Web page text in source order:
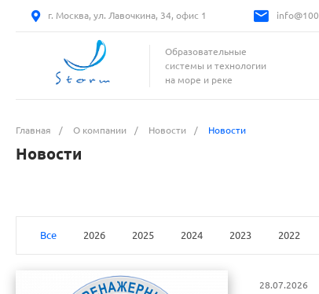
г. Москва, ул. Лавочкина, 34, офис 1
Образовательные
системы и технологии
на море и реке
Главная / О компании / Новости / Новости
Новости
Все 2026 2025 2024 2023 2022
28.07.2026